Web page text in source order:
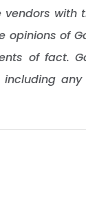
with
of
of fact.